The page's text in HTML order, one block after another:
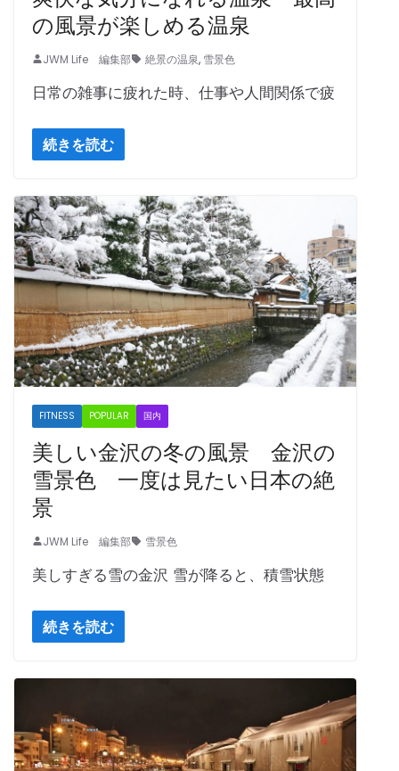
の風景が楽しめる温泉
JWM Life 編集部 絶景の温泉, 雪景色
日常の雑事に疲れた時、仕事や人間関係で疲
続きを読む
FITNESS POPULAR 国内
美しい金沢の冬の風景 金沢の
雪景色 一度は見たい日本の絶
景
JWM Life 編集部 雪景色
美しすぎる雪の金沢 雪が降ると、積雪状態
続きを読む